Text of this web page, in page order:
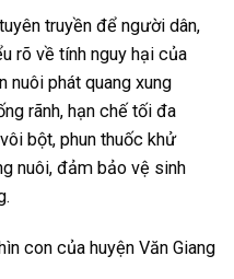
truyền để người dân,
rõ về tính nguy hại của
nuôi phát quang xung
rãnh, hạn chế tối đa
bột, phun thuốc khử
nuôi, đảm bảo vệ sinh
con của huyện Văn Giang